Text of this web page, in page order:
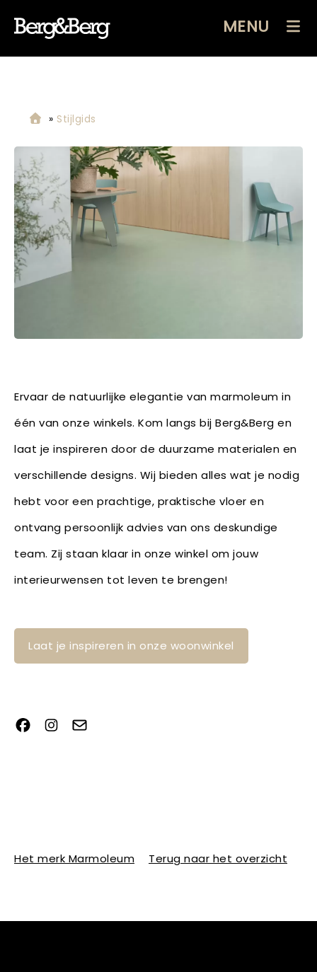
MENU
» Stijlgids
Ervaar de natuurlijke elegantie van marmoleum in
één van onze winkels. Kom langs bij Berg&Berg en
laat je inspireren door de duurzame materialen en
verschillende designs. Wij bieden alles wat je nodig
hebt voor een prachtige, praktische vloer en
ontvang persoonlijk advies van ons deskundige
team. Zij staan klaar in onze winkel om jouw
interieurwensen tot leven te brengen!
Laat je inspireren in onze woonwinkel
Het merk Marmoleum Terug naar het overzicht